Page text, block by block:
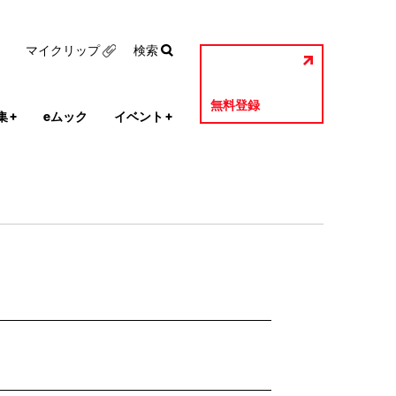
+ eムック イベント +
無料登録
マイクリップ 検索